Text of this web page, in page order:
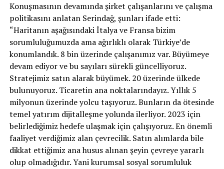
Konuşmasının devamında şirket çalışanlarını ve çalışma
politikasını anlatan Serindağ, şunları ifade etti:
“Haritanın aşağısındaki İtalya ve Fransa bizim
sorumluluğumuzda ama ağırlıklı olarak Türkiye’de
konumlandık. 8 bin üzerinde çalışanımız var. Büyümeye
devam ediyor ve bu sayıları sürekli güncelliyoruz.
Stratejimiz satın alarak büyümek. 20 üzerinde ülkede
bulunuyoruz. Ticaretin ana noktalarındayız. Yıllık 5
milyonun üzerinde yolcu taşıyoruz. Bunların da ötesinde
temel yatırım dijitalleşme yolunda ilerliyor. 2023 için
belirlediğimiz hedefe ulaşmak için çalışıyoruz. En önemli
faaliyet verdiğimiz alan çevrecilik. Satın alımlarda bile
dikkat ettiğimiz ana husus alınan şeyin çevreye yararlı
olup olmadığıdır. Yani kurumsal sosyal sorumluluk